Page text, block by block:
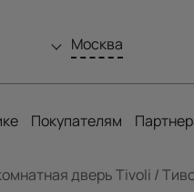
Москва
Покупателям
дверь Tivoli /